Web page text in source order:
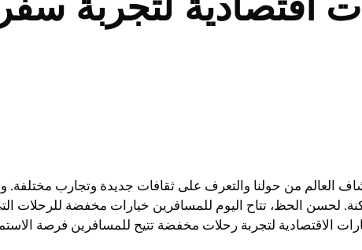
العالم من حولنا والتعرف على ثقافات جديدة وتجارب
لحسن الحظ، تتاح اليوم للمسافرين خيارات مخفضة للرحلات
الاقتصادية لتجربة رحلات مخفضة تتيح للمسافرين فرصة